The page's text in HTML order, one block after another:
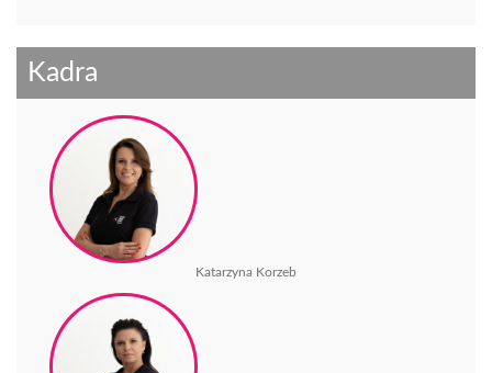
Kadra
Katarzyna Korzeb